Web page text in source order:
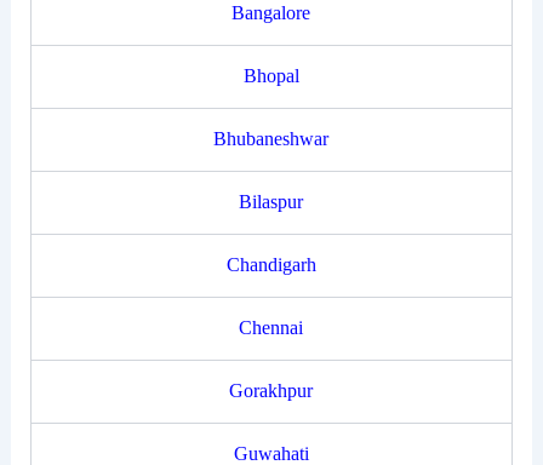
Bangalore
Bhopal
Bhubaneshwar
Bilaspur
Chandigarh
Chennai
Gorakhpur
Guwahati